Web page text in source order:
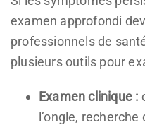
examen approfondi
professionnels de
plusieurs outils pour
Examen clinique :
l’ongle,